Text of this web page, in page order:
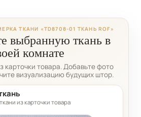
ТКАНИ «TD8708-01 ТКАНЬ ROF»
выбранную ткань в
комнате
карточки товара. Добавьте фото
визуализацию будущих штор.
из карточки товара